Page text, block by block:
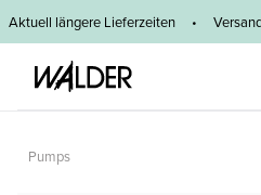
Zum Hauptinhalt springen
Aktuell längere Lieferzeiten •
Pumps